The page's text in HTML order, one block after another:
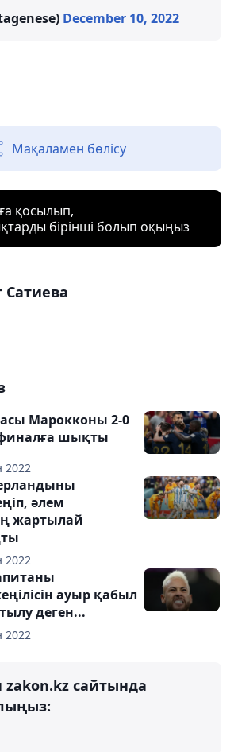
December 10, 2022
Мақаламен бөлісу
қосылып,
бірінші болып оқыңыз
2022
Марокконы 2-0
шықты
2022
әлем
жартылай
2022
ауыр қабыл
деген...
сайтында